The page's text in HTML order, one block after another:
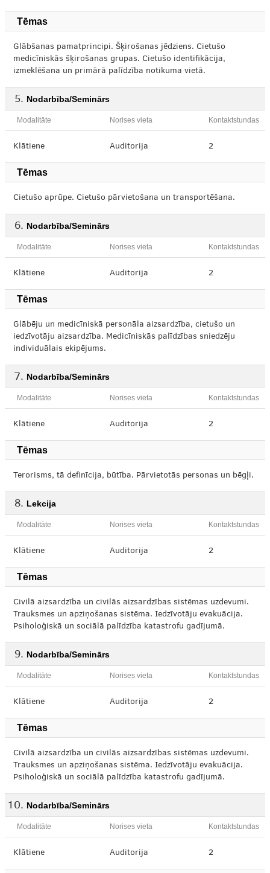
Tēmas
Glābšanas pamatprincipi. Šķirošanas jēdziens. Cietušo
medicīniskās šķirošanas grupas. Cietušo identifikācija,
izmeklēšana un primārā palīdzība notikuma vietā.
Nodarbība/Seminārs
Modalitāte Norises vieta Kontaktstundas
Klātiene Auditorija 2
Tēmas
Cietušo aprūpe. Cietušo pārvietošana un transportēšana.
Nodarbība/Seminārs
Modalitāte Norises vieta Kontaktstundas
Klātiene Auditorija 2
Tēmas
Glābēju un medicīniskā personāla aizsardzība, cietušo un
iedzīvotāju aizsardzība. Medicīniskās palīdzības sniedzēju
individuālais ekipējums.
Nodarbība/Seminārs
Modalitāte Norises vieta Kontaktstundas
Klātiene Auditorija 2
Tēmas
Terorisms, tā definīcija, būtība. Pārvietotās personas un bēgļi.
Lekcija
Modalitāte Norises vieta Kontaktstundas
Klātiene Auditorija 2
Tēmas
Civilā aizsardzība un civilās aizsardzības sistēmas uzdevumi.
Trauksmes un apziņošanas sistēma. Iedzīvotāju evakuācija.
Psiholoģiskā un sociālā palīdzība katastrofu gadījumā.
Nodarbība/Seminārs
Modalitāte Norises vieta Kontaktstundas
Klātiene Auditorija 2
Tēmas
Civilā aizsardzība un civilās aizsardzības sistēmas uzdevumi.
Trauksmes un apziņošanas sistēma. Iedzīvotāju evakuācija.
Psiholoģiskā un sociālā palīdzība katastrofu gadījumā.
Nodarbība/Seminārs
Modalitāte Norises vieta Kontaktstundas
Klātiene Auditorija 2